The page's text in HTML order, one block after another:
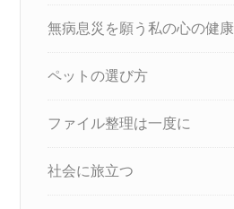
無病息災を願う私の心の健康
ペットの選び方
ファイル整理は一度に
社会に旅立つ